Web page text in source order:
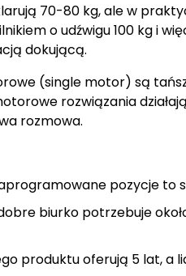
70-80 kg, ale w
o udźwigu 100 kg i
dokującą.
(single motor) są
rozwiązania
rozmowa.
pozycje to
biurko potrzebuje
produktu oferują 5 lat, a